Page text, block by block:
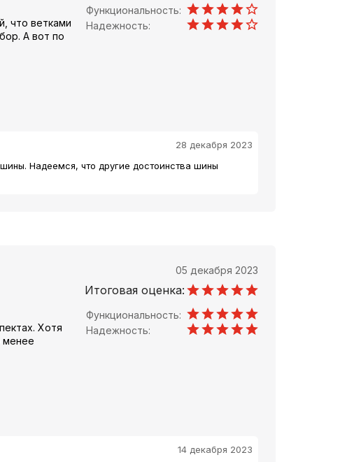
что ветками
А вот по
Функциональность:
Надежность:
28 декабря 2023
Надеемся, что другие достоинства шины
05 декабря 2023
Итоговая оценка:
Хотя
менее
Функциональность:
Надежность:
14 декабря 2023